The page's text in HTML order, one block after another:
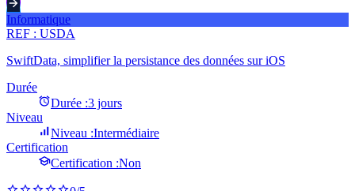
Informatique
REF : USDA
SwiftData, simplifier la persistance des données sur iOS
Durée
Durée :3 jours
Niveau
Niveau :Intermédiaire
Certification
Certification :Non